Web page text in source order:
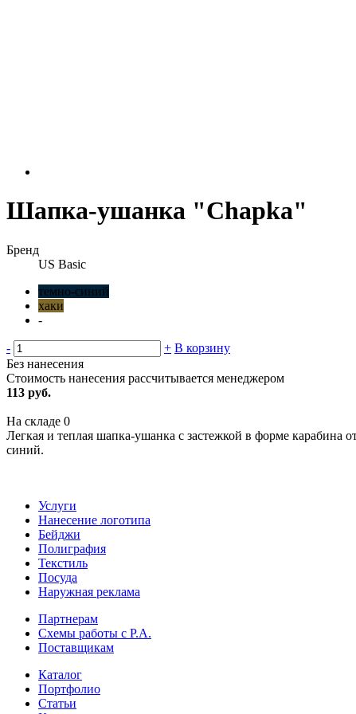
Шапка-ушанка "Chapka"
Бренд
US Basic
темно-синий
хаки
-
- + В корзину
Без нанесения
Стоимость нанесения рассчитывается менеджером
113 руб.
На складе 0
Легкая и теплая шапка-ушанка с застежкой в форме
синий.
Услуги
Нанесение логотипа
Бейджи
Полиграфия
Текстиль
Посуда
Наружная реклама
Партнерам
Схемы работы с Р.А.
Поставщикам
Каталог
Портфолио
Статьи